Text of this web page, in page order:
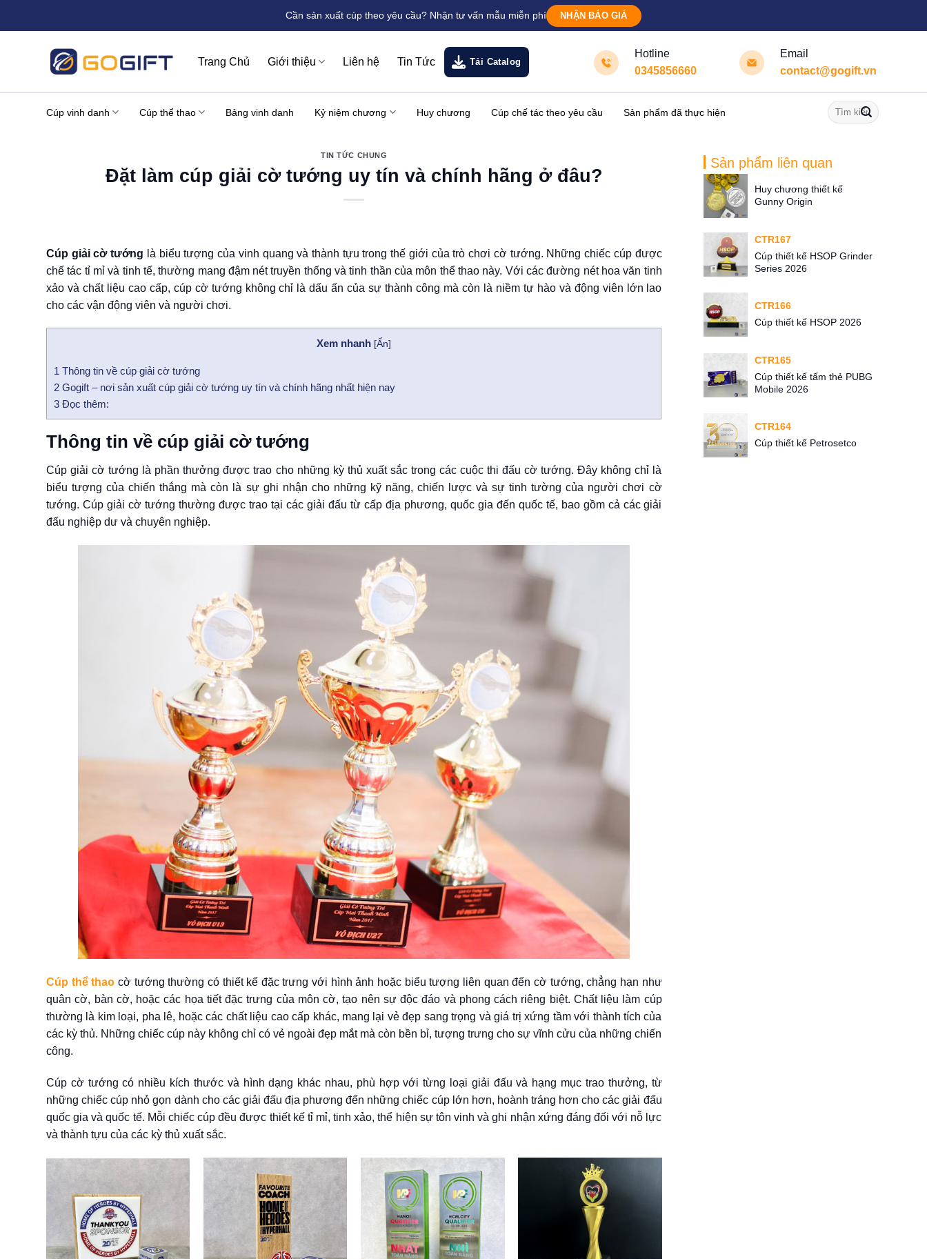
Cần sản xuất cúp theo yêu cầu? Nhận tư vấn mẫu miễn phí NHẬN BÁO GIÁ
Trang Chủ Giới thiệu Liên hệ Tin Tức Tải Catalog
Hotline
0345856660
Email
contact@gogift.vn
Cúp vinh danh Cúp thể thao Bảng vinh danh Kỷ niệm chương Huy chương Cúp chế tác theo yêu cầu Sản phẩm đã thực hiện
Tìm
kiếm:
TIN TỨC CHUNG
Đặt làm cúp giải cờ tướng uy tín và chính hãng ở đâu?
Cúp giải cờ tướng là biểu tượng của vinh quang và thành tựu trong thế giới của trò chơi cờ tướng. Những chiếc cúp được
chế tác tỉ mỉ và tinh tế, thường mang đậm nét truyền thống và tinh thần của môn thể thao này. Với các đường nét hoa văn tinh
xảo và chất liệu cao cấp, cúp cờ tướng không chỉ là dấu ấn của sự thành công mà còn là niềm tự hào và động viên lớn lao
cho các vận động viên và người chơi.
Xem nhanh [Ẩn]
1 Thông tin về cúp giải cờ tướng
2 Gogift – nơi sản xuất cúp giải cờ tướng uy tín và chính hãng nhất hiện nay
3 Đọc thêm:
Thông tin về cúp giải cờ tướng
Cúp giải cờ tướng là phần thưởng được trao cho những kỳ thủ xuất sắc trong các cuộc thi đấu cờ tướng. Đây không chỉ là
biểu tượng của chiến thắng mà còn là sự ghi nhận cho những kỹ năng, chiến lược và sự tinh tường của người chơi cờ
tướng. Cúp giải cờ tướng thường được trao tại các giải đấu từ cấp địa phương, quốc gia đến quốc tế, bao gồm cả các giải
đấu nghiệp dư và chuyên nghiệp.
Cúp thể thao cờ tướng thường có thiết kế đặc trưng với hình ảnh hoặc biểu tượng liên quan đến cờ tướng, chẳng hạn như
quân cờ, bàn cờ, hoặc các họa tiết đặc trưng của môn cờ, tạo nên sự độc đáo và phong cách riêng biệt. Chất liệu làm cúp
thường là kim loại, pha lê, hoặc các chất liệu cao cấp khác, mang lại vẻ đẹp sang trọng và giá trị xứng tầm với thành tích của
các kỳ thủ. Những chiếc cúp này không chỉ có vẻ ngoài đẹp mắt mà còn bền bỉ, tượng trưng cho sự vĩnh cửu của những chiến
công.
Cúp cờ tướng có nhiều kích thước và hình dạng khác nhau, phù hợp với từng loại giải đấu và hạng mục trao thưởng, từ
những chiếc cúp nhỏ gọn dành cho các giải đấu địa phương đến những chiếc cúp lớn hơn, hoành tráng hơn cho các giải đấu
quốc gia và quốc tế. Mỗi chiếc cúp đều được thiết kế tỉ mỉ, tinh xảo, thể hiện sự tôn vinh và ghi nhận xứng đáng đối với nỗ lực
và thành tựu của các kỳ thủ xuất sắc.
Sản phẩm liên quan
Huy chương thiết kế
Gunny Origin
CTR167
Cúp thiết kế HSOP Grinder
Series 2026
CTR166
Cúp thiết kế HSOP 2026
CTR165
Cúp thiết kế tấm thẻ PUBG
Mobile 2026
CTR164
Cúp thiết kế Petrosetco